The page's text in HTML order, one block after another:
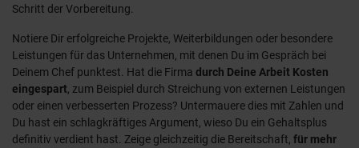
Schritt der Vorbereitung.
Notiere Dir erfolgreiche Projekte, Weiterbildungen oder besondere
Leistungen für das Unternehmen, mit denen Du im Gespräch bei
Deinem Chef punktest. Hat die Firma durch Deine Arbeit Kosten
eingespart, zum Beispiel durch Streichung von externen Leistungen
oder einen verbesserten Prozess? Untermauere dies mit Zahlen und
Du hast ein schlagkräftiges Argument, wieso Du ein Gehaltsplus
definitiv verdient hast. Zeige gleichzeitig die Bereitschaft, für mehr